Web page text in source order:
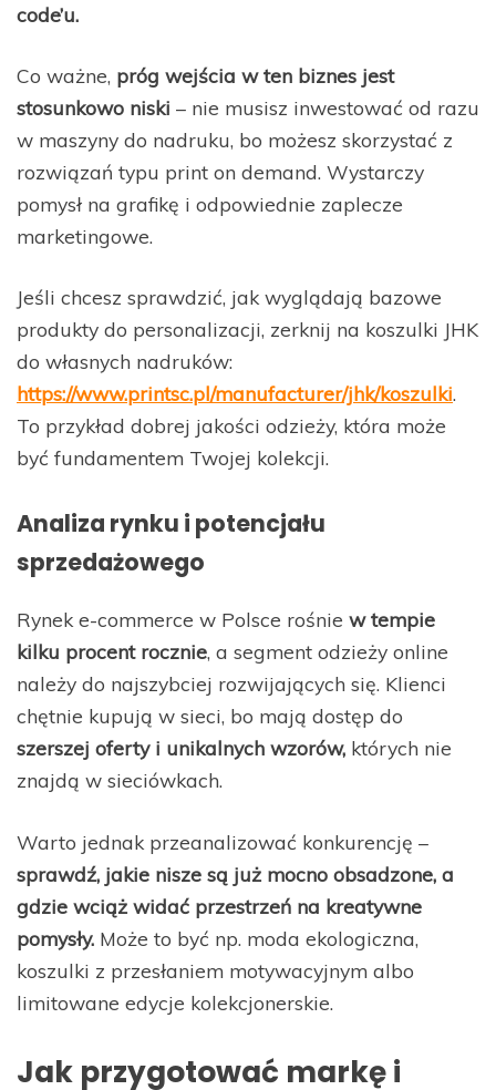
code’u.
Co ważne, próg wejścia w ten biznes jest
stosunkowo niski – nie musisz inwestować od razu
w maszyny do nadruku, bo możesz skorzystać z
rozwiązań typu print on demand. Wystarczy
pomysł na grafikę i odpowiednie zaplecze
marketingowe.
Jeśli chcesz sprawdzić, jak wyglądają bazowe
produkty do personalizacji, zerknij na koszulki JHK
do własnych nadruków:
https://www.printsc.pl/manufacturer/jhk/koszulki.
To przykład dobrej jakości odzieży, która może
być fundamentem Twojej kolekcji.
Analiza rynku i potencjału
sprzedażowego
Rynek e-commerce w Polsce rośnie w tempie
kilku procent rocznie, a segment odzieży online
należy do najszybciej rozwijających się. Klienci
chętnie kupują w sieci, bo mają dostęp do
szerszej oferty i unikalnych wzorów, których nie
znajdą w sieciówkach.
Warto jednak przeanalizować konkurencję –
sprawdź, jakie nisze są już mocno obsadzone, a
gdzie wciąż widać przestrzeń na kreatywne
pomysły. Może to być np. moda ekologiczna,
koszulki z przesłaniem motywacyjnym albo
limitowane edycje kolekcjonerskie.
Jak przygotować markę i